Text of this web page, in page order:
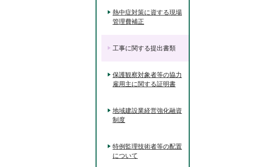
熱中症対策に資する現場
管理費補正
工事に関する提出書類
保護観察対象者等の協力
雇用主に関する証明書
地域建設業経営強化融資
制度
特例監理技術者等の配置
について